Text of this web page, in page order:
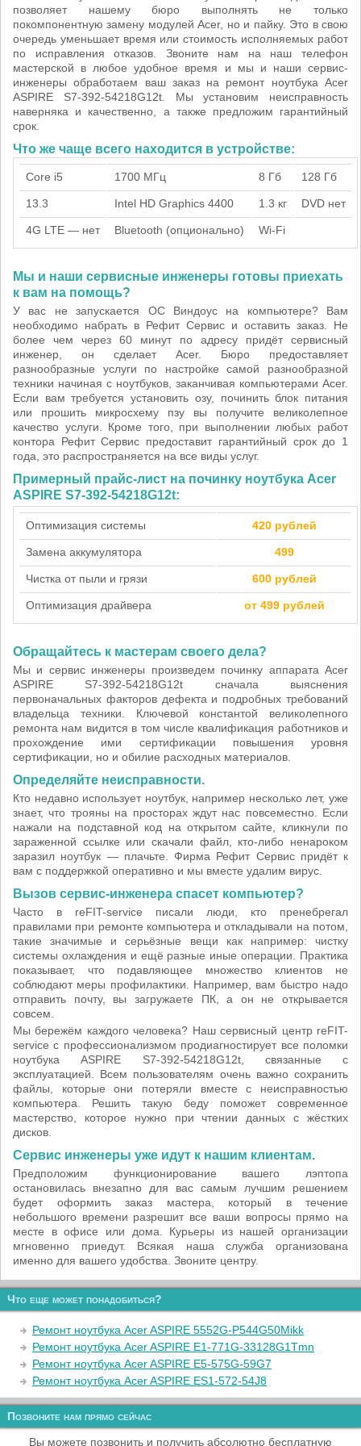
позволяет нашему бюро выполнять не только
покомпонентную замену модулей Acer, но и пайку. Это в свою
очередь уменьшает время или стоимость исполняемых работ
по исправления отказов. Звоните нам на наш телефон
мастерской в любое удобное время и мы и наши сервис-
инженеры обработаем ваш заказ на ремонт ноутбука Acer
ASPIRE S7-392-54218G12t. Мы установим неисправность
наверняка и качественно, а также предложим гарантийный
срок.
Что же чаще всего находится в устройстве:
Core i5 1700 МГц 8 Гб 128 Гб
13.3 Intel HD Graphics 4400 1.3 кг DVD нет
4G LTE — нет Bluetooth (опционально) Wi-Fi
Мы и наши сервисные инженеры готовы приехать
к вам на помощь?
У вас не запускается ОС Виндоус на компьютере? Вам
необходимо набрать в Рефит Сервис и оставить заказ. Не
более чем через 60 минут по адресу придёт сервисный
инженер, он сделает Acer. Бюро предоставляет
разнообразные услуги по настройке самой разнообразной
техники начиная с ноутбуков, заканчивая компьютерами Acer.
Если вам требуется установить озу, починить блок питания
или прошить микросхему пзу вы получите великолепное
качество услуги. Кроме того, при выполнении любых работ
контора Рефит Сервис предоставит гарантийный срок до 1
года, это распространяется на все виды услуг.
Примерный прайс-лист на починку ноутбука Acer
ASPIRE S7-392-54218G12t:
Оптимизация системы 420 рублей
Замена аккумулятора 499
Чистка от пыли и грязи 600 рублей
Оптимизация драйвера от 499 рублей
Обращайтесь к мастерам своего дела?
Мы и сервис инженеры произведем починку аппарата Acer
ASPIRE S7-392-54218G12t сначала выяснения
первоначальных факторов дефекта и подробных требований
владельца техники. Ключевой константой великолепного
ремонта нам видится в том числе квалификация работников и
прохождение ими сертификации повышения уровня
сертификации, но и обилие расходных материалов.
Определяйте неисправности.
Кто недавно использует ноутбук, например несколько лет, уже
знает, что трояны на просторах ждут нас повсеместно. Если
нажали на подставной код на открытом сайте, кликнули по
зараженной ссылке или скачали файл, кто-либо ненароком
заразил ноутбук — плачьте. Фирма Рефит Сервис придёт к
вам с поддержкой оперативно и мы вместе удалим вирус.
Вызов сервис-инженера спасет компьютер?
Часто в reFIT-service писали люди, кто пренебрегал
правилами при ремонте компьютера и откладывали на потом,
такие значимые и серьёзные вещи как например: чистку
системы охлаждения и ещё разные иные операции. Практика
показывает, что подавляющее множество клиентов не
соблюдают меры профилактики. Например, вам быстро надо
отправить почту, вы загружаете ПК, а он не открывается
совсем.
Мы бережём каждого человека? Наш сервисный центр reFIT-
service с профессионализмом продиагностирует все поломки
ноутбука ASPIRE S7-392-54218G12t, связанные с
эксплуатацией. Всем пользователям очень важно сохранить
файлы, которые они потеряли вместе с неисправностью
компьютера. Решить такую беду поможет современное
мастерство, которое нужно при чтении данных c жёстких
дисков.
Сервис инженеры уже идут к нашим клиентам.
Предположим функционирование вашего лэптопа
остановилась внезапно для вас самым лучшим решением
будет оформить заказ мастера, который в течение
небольшого времени разрешит все ваши вопросы прямо на
месте в офисе или дома. Курьеры из нашей организации
мгновенно приедут. Всякая наша служба организована
именно для вашего удобства. Звоните центру.
Что еще может понадобиться?
Ремонт ноутбука Acer ASPIRE 5552G-P544G50Mikk
Ремонт ноутбука Acer ASPIRE E1-771G-33128G1Tmn
Ремонт ноутбука Acer ASPIRE E5-575G-59G7
Ремонт ноутбука Acer ASPIRE ES1-572-54J8
Позвоните нам прямо сейчас
Вы можете позвонить и получить абсолютно бесплатную